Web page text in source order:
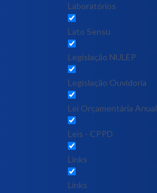
Laboratórios
Lato Sensu
Legislação NULEP
Legislação Ouvidoria
Lei Orçamentária Anual
Leis - CPPD
Links
Links